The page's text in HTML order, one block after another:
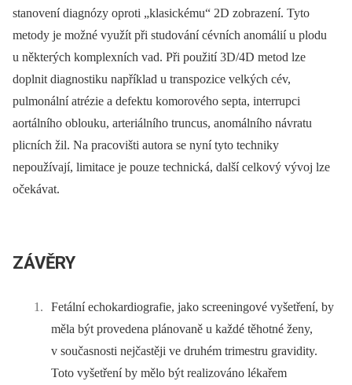
stanovení diagnózy oproti „klasickému“ 2D zobrazení. Tyto
metody je možné využít při studování cévních anomálií u plodu
u některých komplexních vad. Při použití 3D/4D metod lze
doplnit diagnostiku například u transpozice velkých cév,
pulmonální atrézie a defektu komorového septa, interrupci
aortálního oblouku, arteriálního truncus, anomálního návratu
plicních žil. Na pracovišti autora se nyní tyto techniky
nepoužívají, limitace je pouze technická, další celkový vývoj lze
očekávat.
ZÁVĚRY
Fetální echokardiografie, jako screeningové vyšetření, by
měla být provedena plánovaně u každé těhotné ženy,
v současnosti nejčastěji ve druhém trimestru gravidity.
Toto vyšetření by mělo být realizováno lékařem